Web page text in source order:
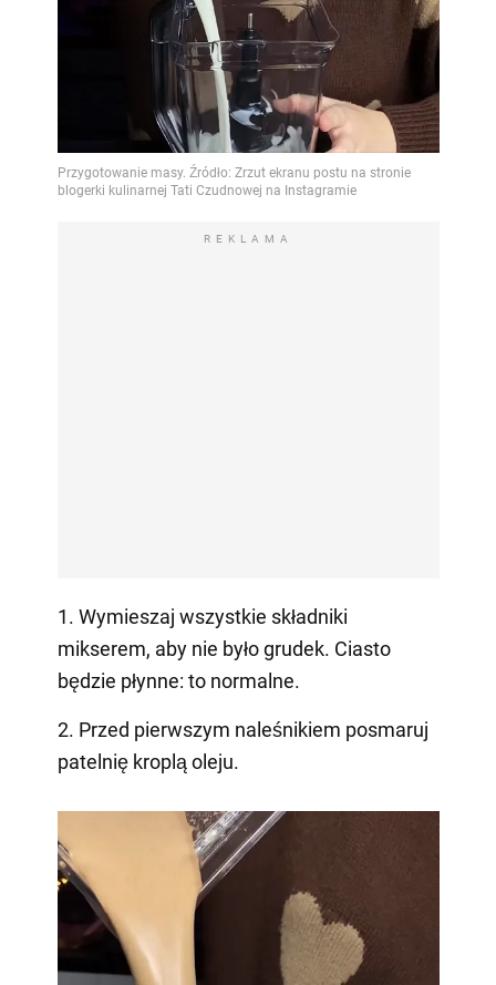
REKLAMA
1. Wymieszaj wszystkie składniki
mikserem, aby nie było grudek. Ciasto
będzie płynne: to normalne.
2. Przed pierwszym naleśnikiem posmaruj
patelnię kroplą oleju.